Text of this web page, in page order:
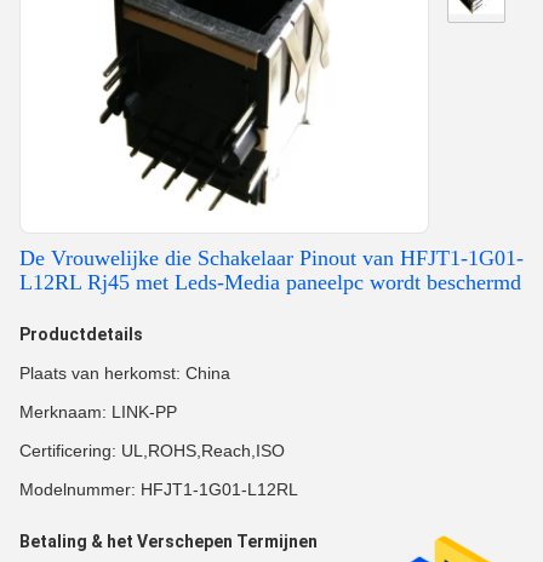
De Vrouwelijke die Schakelaar Pinout van HFJT1-1G01-
L12RL Rj45 met Leds-Media paneelpc wordt beschermd
Productdetails
Plaats van herkomst: China
Merknaam: LINK-PP
Certificering: UL,ROHS,Reach,ISO
Modelnummer: HFJT1-1G01-L12RL
Betaling & het Verschepen Termijnen